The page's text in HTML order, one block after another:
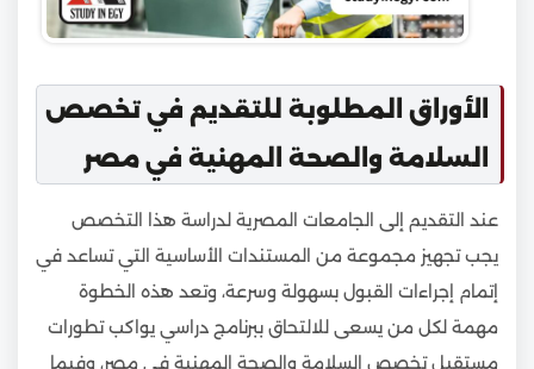
الأوراق المطلوبة للتقديم في تخصص
السلامة والصحة المهنية في مصر
عند التقديم إلى الجامعات المصرية لدراسة هذا التخصص
يجب تجهيز مجموعة من المستندات الأساسية التي تساعد في
إتمام إجراءات القبول بسهولة وسرعة، وتعد هذه الخطوة
مهمة لكل من يسعى للالتحاق ببرنامج دراسي يواكب تطورات
مستقبل تخصص السلامة والصحة المهنية في مصر، وفيما